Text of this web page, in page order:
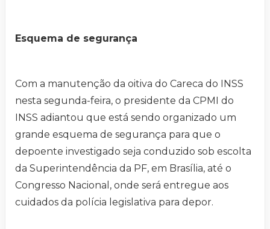
Esquema de segurança
Com a manutenção da oitiva do Careca do INSS
nesta segunda-feira, o presidente da CPMI do
INSS adiantou que está sendo organizado um
grande esquema de segurança para que o
depoente investigado seja conduzido sob escolta
da Superintendência da PF, em Brasília, até o
Congresso Nacional, onde será entregue aos
cuidados da polícia legislativa para depor.